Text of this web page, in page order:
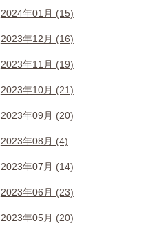
2024年01月 (15)
2023年12月 (16)
2023年11月 (19)
2023年10月 (21)
2023年09月 (20)
2023年08月 (4)
2023年07月 (14)
2023年06月 (23)
2023年05月 (20)